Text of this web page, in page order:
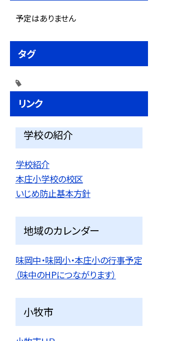
予定はありません
タグ
リンク
学校の紹介
学校紹介
本庄小学校の校区
いじめ防止基本方針
地域のカレンダー
味岡中・味岡小・本庄小の行事予定
（味中のHPにつながります）
小牧市